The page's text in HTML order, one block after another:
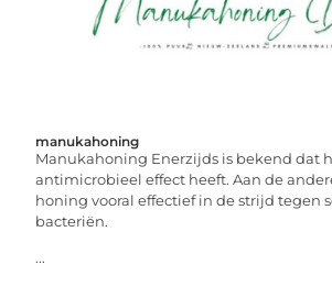
manukahoning
Manukahoning Enerzijds is bekend dat
antimicrobieel effect heeft. Aan de
honing vooral effectief in de strijd tegen
bacteriën.
...